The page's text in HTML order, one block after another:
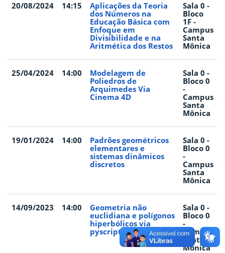
20/08/2024 14:15
Aplicações da Teoria
dos Números na
Educação Básica com
Enfoque em
Divisibilidade e na
Aritmética dos Restos
Sala 0 -
Bloco
1F -
Campus
Santa
Mônica
25/04/2024 14:00
Modelagem de
Poliedros de
Arquimedes Via
Cinema 4D
Sala 0 -
Bloco 0
-
Campus
Santa
Mônica
19/01/2024 14:00
Padrões geométricos
elementares e
sistemas dinâmicos
discretos
Sala 0 -
Bloco 0
-
Campus
Santa
Mônica
14/09/2023 14:00
Geometria não
euclidiana e polígonos
hiperbólicos via
pyscript
Sala 0 -
Bloco 0
-
Campus
Santa
Mônica